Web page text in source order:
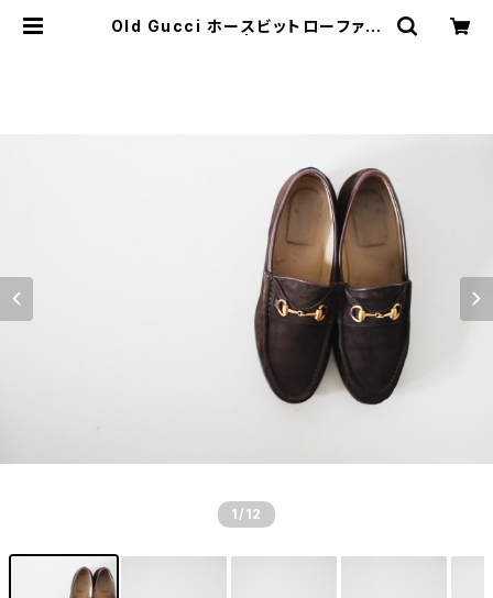
Old Gucci ホースビットローファー
1 /12